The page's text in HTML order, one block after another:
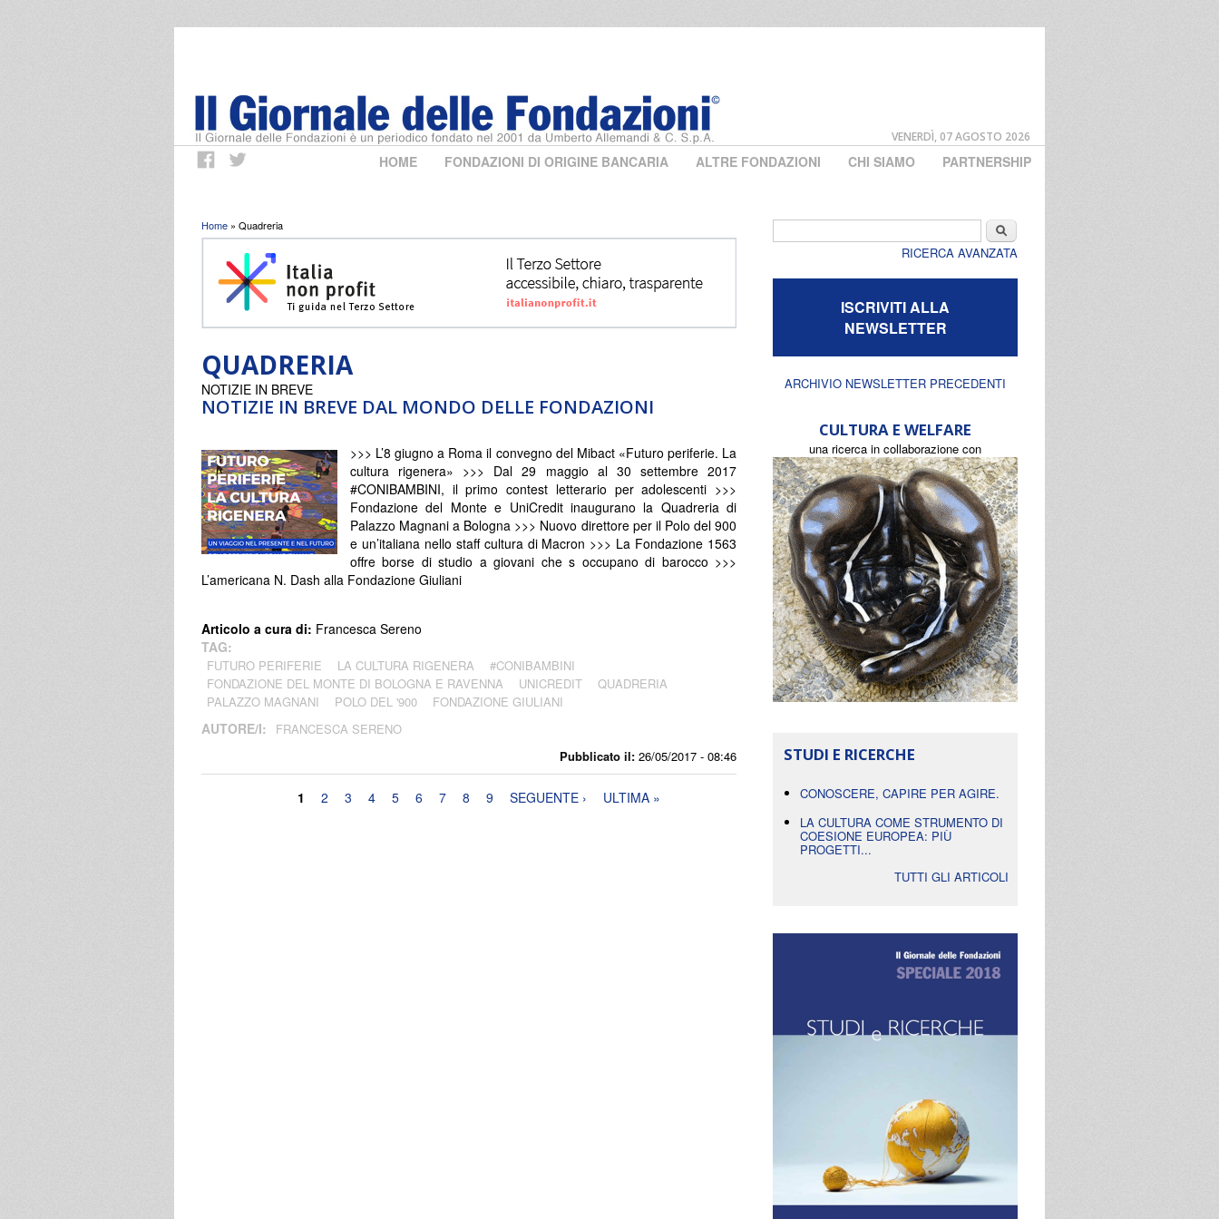
VENERDÌ, 07 AGOSTO 2026
HOME FONDAZIONI DI ORIGINE BANCARIA ALTRE FONDAZIONI CHI SIAMO PARTNERSHIP
Tu sei qui
Home » Quadreria
QUADRERIA
NOTIZIE IN BREVE DAL MONDO DELLE FONDAZIONI
Pubblicato il: 26/05/2017 - 08:46
NOTIZIE IN BREVE
>>> L’8 giugno a Roma il convegno del Mibact «Futuro periferie. La
cultura rigenera» >>> Dal 29 maggio al 30 settembre 2017
#CONIBAMBINI, il primo contest letterario per adolescenti >>>
Fondazione del Monte e UniCredit inaugurano la Quadreria di
Palazzo Magnani a Bologna >>> Nuovo direttore per il Polo del 900
e un’italiana nello staff cultura di Macron >>> La Fondazione 1563
offre borse di studio a giovani che s occupano di barocco >>>
L’americana N. Dash alla Fondazione Giuliani
Articolo a cura di: Francesca Sereno
TAG:
FUTURO PERIFERIE LA CULTURA RIGENERA
#CONIBAMBINI
FONDAZIONE DEL MONTE DI BOLOGNA E RAVENNA
UNICREDIT
QUADRERIA
PALAZZO MAGNANI
POLO DEL '900 FONDAZIONE GIULIANI
AUTORE/I: FRANCESCA SERENO
1 2 3 4 5 6 7 8 9 SEGUENTE › ULTIMA »
Cerca
RICERCA AVANZATA
ISCRIVITI ALLA
NEWSLETTER
ARCHIVIO NEWSLETTER PRECEDENTI
CULTURA E WELFARE
una ricerca in collaborazione con
STUDI E RICERCHE
CONOSCERE, CAPIRE PER AGIRE.
LA CULTURA COME STRUMENTO DI
COESIONE EUROPEA: PIÙ
PROGETTI...
TUTTI GLI ARTICOLI